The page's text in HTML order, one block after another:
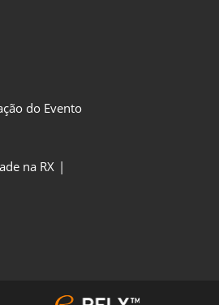
do Evento
na RX